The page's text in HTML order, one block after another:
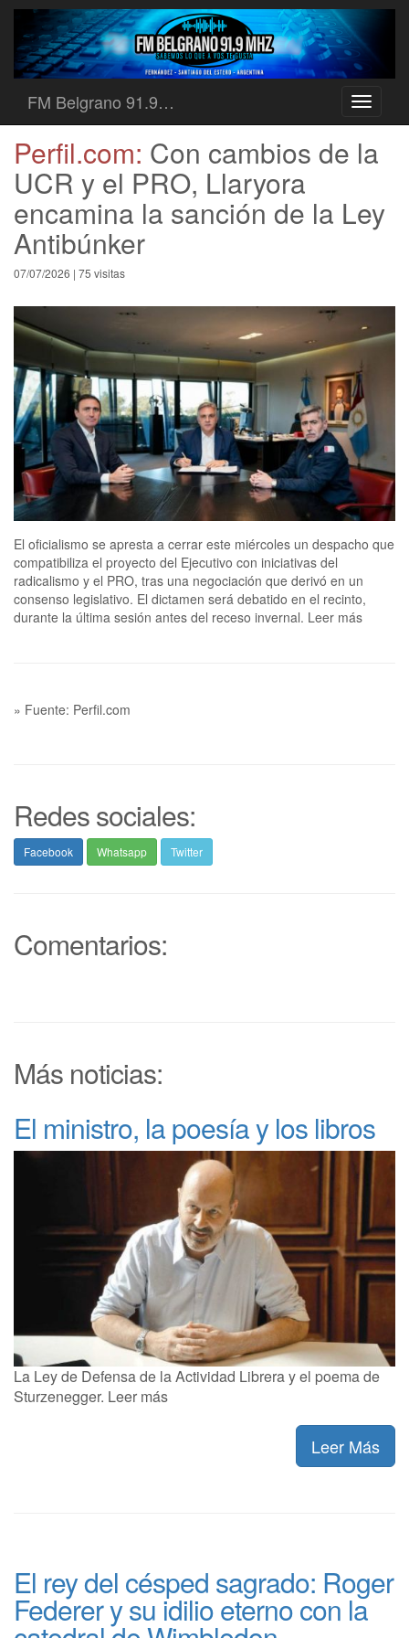
Toggle
FM Belgrano 91.9…
Perfil.com: Con cambios de la
UCR y el PRO, Llaryora
encamina la sanción de la Ley
Antibúnker
07/07/2026 | 75 visitas
El oficialismo se apresta a cerrar este miércoles un despacho que
compatibiliza el proyecto del Ejecutivo con iniciativas del
radicalismo y el PRO, tras una negociación que derivó en un
consenso legislativo. El dictamen será debatido en el recinto,
durante la última sesión antes del receso invernal. Leer más
» Fuente: Perfil.com
Redes sociales:
Facebook Whatsapp Twitter
Comentarios:
Más noticias:
El ministro, la poesía y los libros
La Ley de Defensa de la Actividad Librera y el poema de
Sturzenegger. Leer más
Leer Más
El rey del césped sagrado: Roger
Federer y su idilio eterno con la